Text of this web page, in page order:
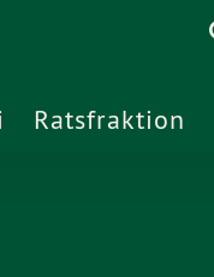
Ratsfraktion